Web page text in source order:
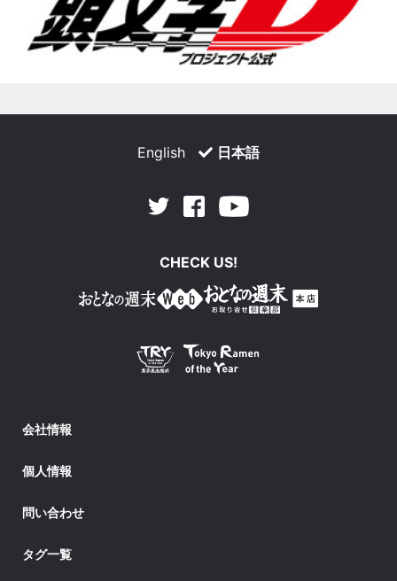
English 日本語
Twitter Facebook
CHECK US!
会社情報
個人情報
問い合わせ
タグ一覧